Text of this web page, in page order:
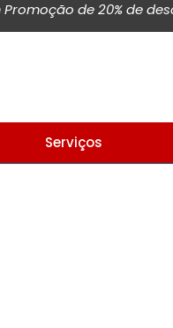
de 20% de
Serviços